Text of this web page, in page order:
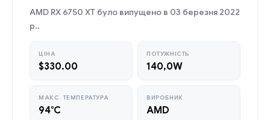
AMD RX 6750 XT було випущено в 03 березня 2022
р..
ЦІНА
$330.00
ПОТУЖНІСТЬ
140,0W
МАКС. ТЕМПЕРАТУРА
94°C
ВИРОБНИК
AMD